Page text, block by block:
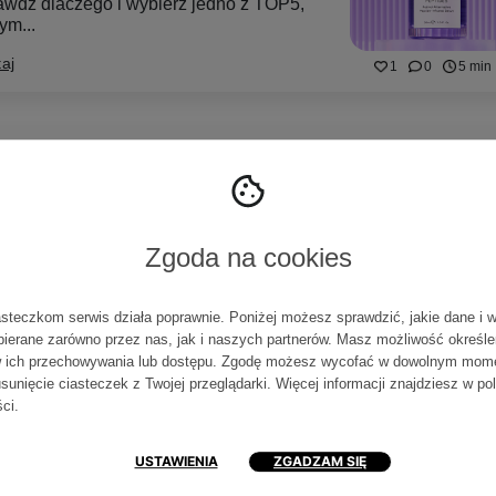
Zgoda na cookies
serwis działa poprawnie. Poniżej możesz sprawdzić, jakie dane i
zarówno przez nas, jak i naszych partnerów. Masz możliwość
ich przechowywania lub dostępu. Zgodę możesz wycofać w dowolnym
ciasteczek z Twojej przeglądarki. Więcej informacji znajdziesz w
.
USTAWIENIA ZGADZAM SIĘ
1 0 5 min
0 0 5 min
z enzymami do twarzy i ciała –
się, jak enzymy działają na skórę i w
kosmetykach je znajdziesz!
i konserwanty w kosmetykach –